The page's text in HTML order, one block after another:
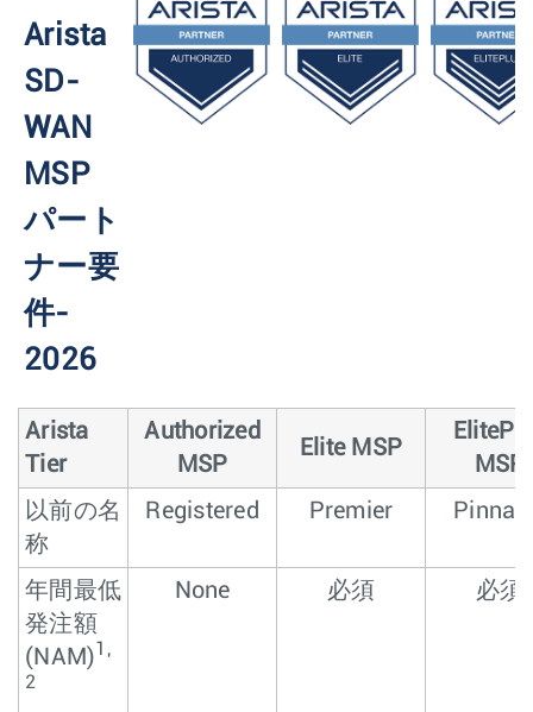
Arista
SD-
WAN
MSP
パート
ナー要
件-
2026
Arista
Tier
Authorized
MSP
Elite MSP
MSP
以前の名
称
Registered Premier
年間最低
発注額
(NAM)1,
2
None 必須 必須